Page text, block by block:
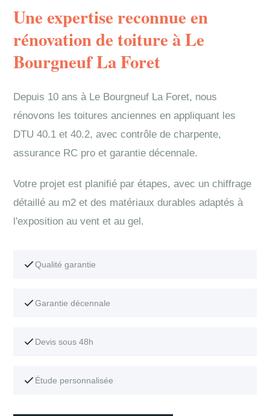
Une expertise reconnue en
rénovation de toiture à Le
Bourgneuf La Foret
Depuis 10 ans à Le Bourgneuf La Foret, nous
rénovons les toitures anciennes en appliquant les
DTU 40.1 et 40.2, avec contrôle de charpente,
assurance RC pro et garantie décennale.
Votre projet est planifié par étapes, avec un chiffrage
détaillé au m2 et des matériaux durables adaptés à
l'exposition au vent et au gel.
Qualité garantie
Garantie décennale
Devis sous 48h
Étude personnalisée